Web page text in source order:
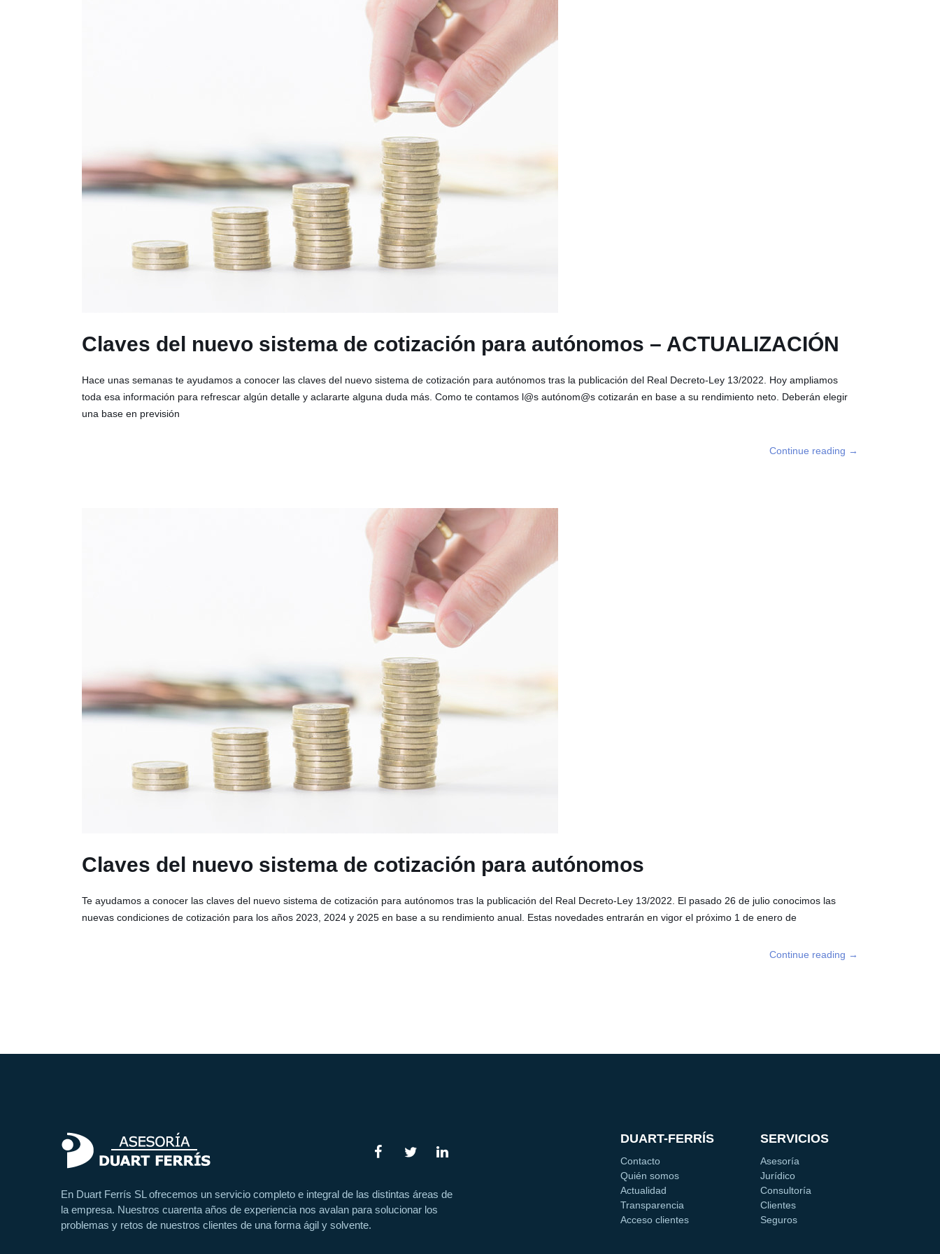
Claves del nuevo sistema de cotización para autónomos – ACTUALIZACIÓN
Hace unas semanas te ayudamos a conocer las claves del nuevo sistema de cotización para autónomos tras la publicación del Real Decreto-Ley 13/2022. Hoy ampliamos
toda esa información para refrescar algún detalle y aclararte alguna duda más. Como te contamos l@s autónom@s cotizarán en base a su rendimiento neto. Deberán elegir
una base en previsión
Continue reading →
Claves del nuevo sistema de cotización para autónomos
Te ayudamos a conocer las claves del nuevo sistema de cotización para autónomos tras la publicación del Real Decreto-Ley 13/2022. El pasado 26 de julio conocimos las
nuevas condiciones de cotización para los años 2023, 2024 y 2025 en base a su rendimiento anual. Estas novedades entrarán en vigor el próximo 1 de enero de
Continue reading →
En Duart Ferrís SL ofrecemos un servicio completo e integral de las distintas áreas de
la empresa. Nuestros cuarenta años de experiencia nos avalan para solucionar los
problemas y retos de nuestros clientes de una forma ágil y solvente.
DUART-FERRÍS
Contacto
Quién somos
Actualidad
Transparencia
Acceso clientes
SERVICIOS
Asesoría
Jurídico
Consultoría
Clientes
Seguros